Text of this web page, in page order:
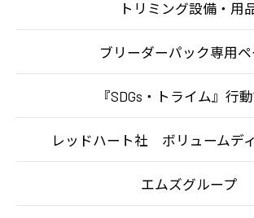
トリミング設備・用
ブリーダーパック専用
『SDGs・トライム』行
レッドハート社 ボリュームデ
エムズグループ